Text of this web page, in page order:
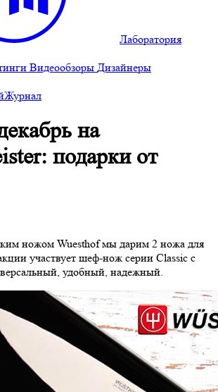
Лаборатория
Видеообзоры Дизайнеры
Журнал
на
подарки от
ножом Wuesthof мы дарим 2 ножа для
участвует шеф-нож серии Classic с
удобный, надежный.